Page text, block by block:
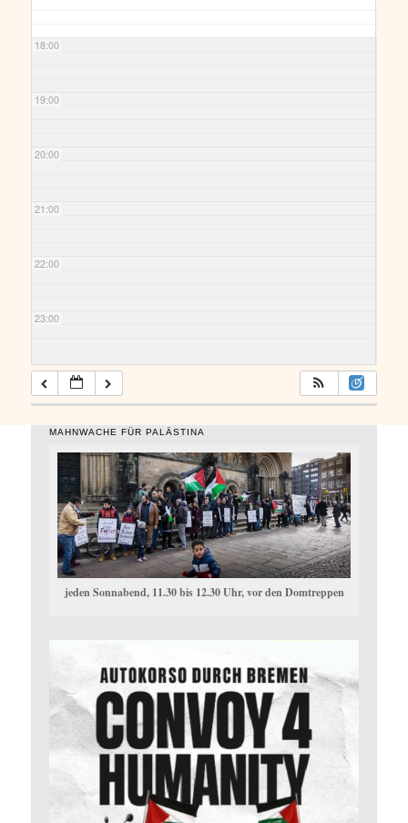
18:00
19:00
20:00
21:00
22:00
23:00
MAHNWACHE FÜR PALÄSTINA
jeden Sonnabend, 11.30 bis 12.30 Uhr, vor den Domtreppen